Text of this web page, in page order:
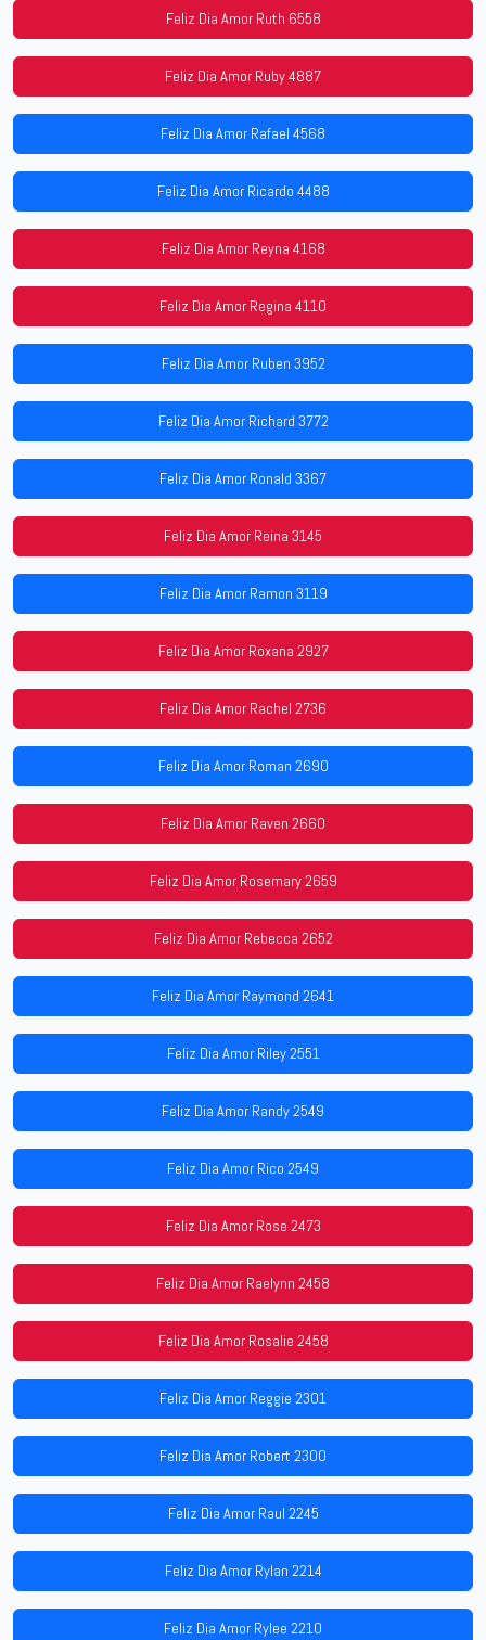
Feliz Dia Amor Ruth 6558
Feliz Dia Amor Ruby 4887
Feliz Dia Amor Rafael 4568
Feliz Dia Amor Ricardo 4488
Feliz Dia Amor Reyna 4168
Feliz Dia Amor Regina 4110
Feliz Dia Amor Ruben 3952
Feliz Dia Amor Richard 3772
Feliz Dia Amor Ronald 3367
Feliz Dia Amor Reina 3145
Feliz Dia Amor Ramon 3119
Feliz Dia Amor Roxana 2927
Feliz Dia Amor Rachel 2736
Feliz Dia Amor Roman 2690
Feliz Dia Amor Raven 2660
Feliz Dia Amor Rosemary 2659
Feliz Dia Amor Rebecca 2652
Feliz Dia Amor Raymond 2641
Feliz Dia Amor Riley 2551
Feliz Dia Amor Randy 2549
Feliz Dia Amor Rico 2549
Feliz Dia Amor Rose 2473
Feliz Dia Amor Raelynn 2458
Feliz Dia Amor Rosalie 2458
Feliz Dia Amor Reggie 2301
Feliz Dia Amor Robert 2300
Feliz Dia Amor Raul 2245
Feliz Dia Amor Rylan 2214
Feliz Dia Amor Rylee 2210